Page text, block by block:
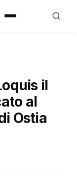
il
al
Ostia